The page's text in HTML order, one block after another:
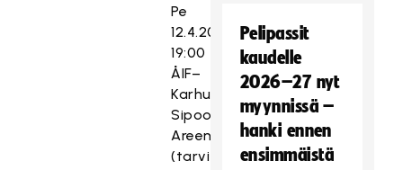
Pe
12.4.2019
19:00
ÅIF–
Karhut
Sipoo
Areena
(tarvittaessa)
Pelipassit
kaudelle
2026–27 nyt
myynnissä –
hanki ennen
ensimmäistä